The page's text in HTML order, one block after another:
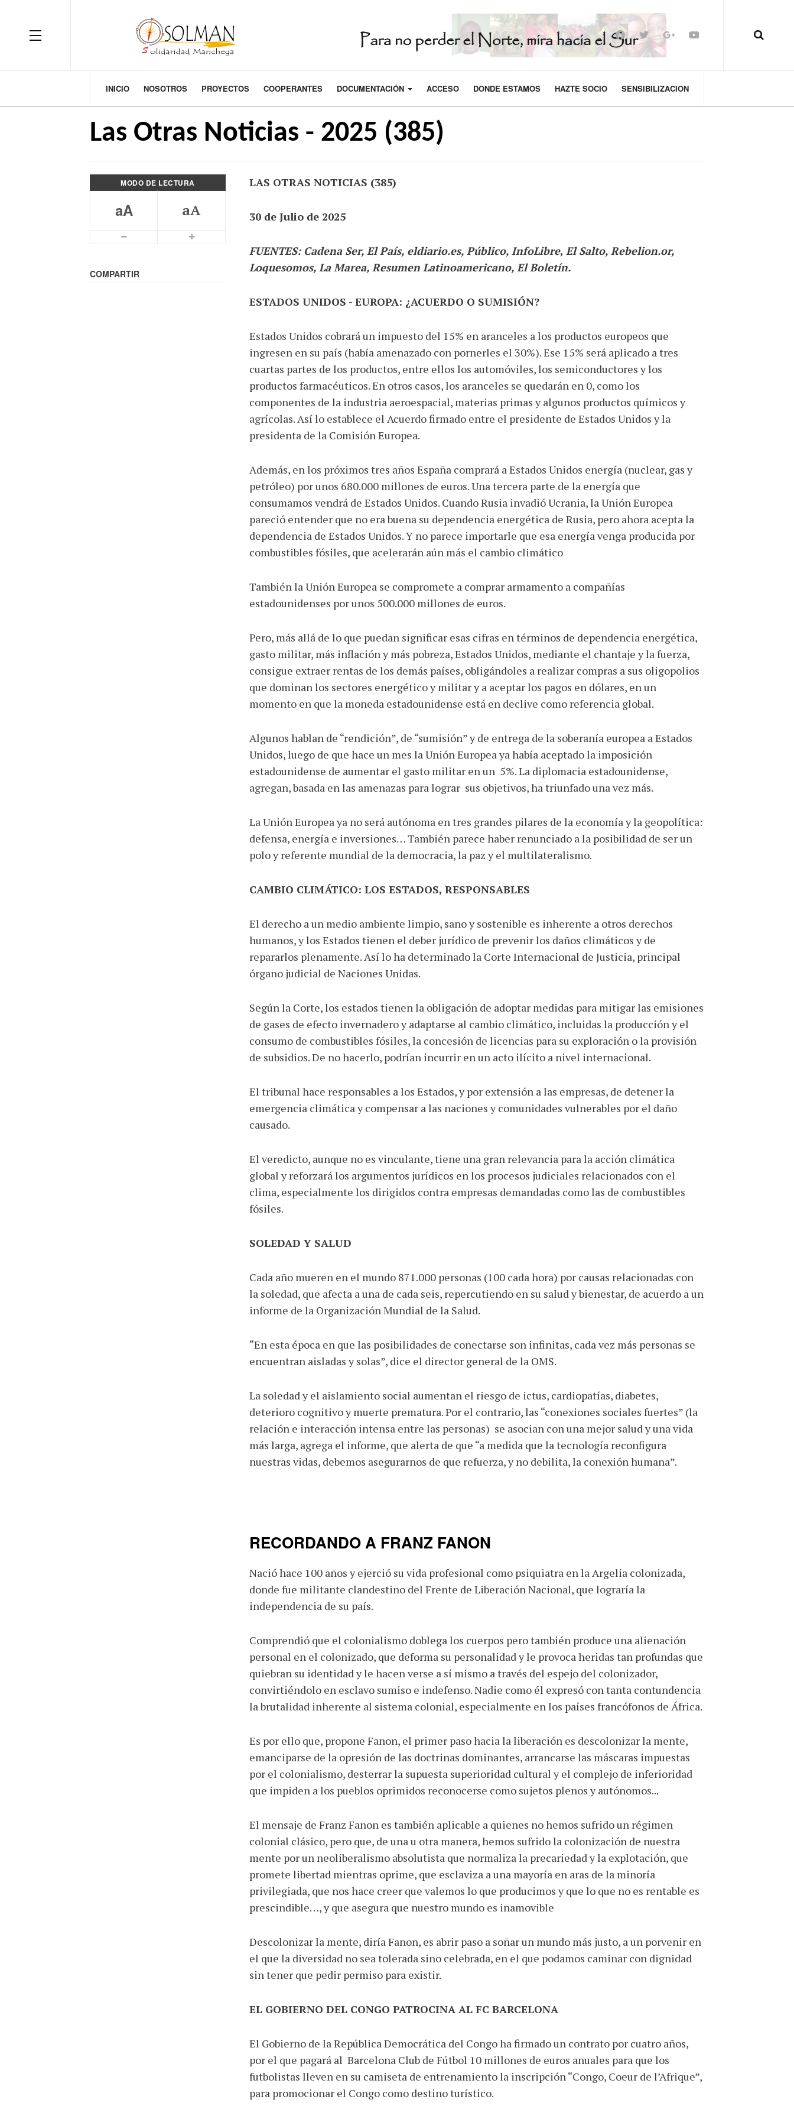
OFF CANVAS
INICIO NOSOTROS PROYECTOS COOPERANTES DOCUMENTACIÓN ACCESO DONDE ESTAMOS HAZTE SOCIO SENSIBILIZACION
Las Otras Noticias - 2025 (385)
MODO DE LECTURA
aA aA
COMPARTIR
LAS OTRAS NOTICIAS (385)
30 de Julio de 2025
FUENTES: Cadena Ser, El País, eldiario.es, Público, InfoLibre, El Salto, Rebelion.or,
Loquesomos, La Marea, Resumen Latinoamericano, El Boletín.
ESTADOS UNIDOS - EUROPA: ¿ACUERDO O SUMISIÓN?
Estados Unidos cobrará un impuesto del 15% en aranceles a los productos europeos que
ingresen en su país (había amenazado con pornerles el 30%). Ese 15% será aplicado a tres
cuartas partes de los productos, entre ellos los automóviles, los semiconductores y los
productos farmacéuticos. En otros casos, los aranceles se quedarán en 0, como los
componentes de la industria aeroespacial, materias primas y algunos productos químicos y
agrícolas. Así lo establece el Acuerdo firmado entre el presidente de Estados Unidos y la
presidenta de la Comisión Europea.
Además, en los próximos tres años España comprará a Estados Unidos energía (nuclear, gas y
petróleo) por unos 680.000 millones de euros. Una tercera parte de la energía que
consumamos vendrá de Estados Unidos. Cuando Rusia invadió Ucrania, la Unión Europea
pareció entender que no era buena su dependencia energética de Rusia, pero ahora acepta la
dependencia de Estados Unidos. Y no parece importarle que esa energía venga producida por
combustibles fósiles, que acelerarán aún más el cambio climático
También la Unión Europea se compromete a comprar armamento a compañías
estadounidenses por unos 500.000 millones de euros.
Pero, más allá de lo que puedan significar esas cifras en términos de dependencia energética,
gasto militar, más inflación y más pobreza, Estados Unidos, mediante el chantaje y la fuerza,
consigue extraer rentas de los demás países, obligándoles a realizar compras a sus oligopolios
que dominan los sectores energético y militar y a aceptar los pagos en dólares, en un
momento en que la moneda estadounidense está en declive como referencia global.
Algunos hablan de “rendición”, de “sumisión” y de entrega de la soberanía europea a Estados
Unidos, luego de que hace un mes la Unión Europea ya había aceptado la imposición
estadounidense de aumentar el gasto militar en un 5%. La diplomacia estadounidense,
agregan, basada en las amenazas para lograr sus objetivos, ha triunfado una vez más.
La Unión Europea ya no será autónoma en tres grandes pilares de la economía y la geopolítica:
defensa, energía e inversiones… También parece haber renunciado a la posibilidad de ser un
polo y referente mundial de la democracia, la paz y el multilateralismo.
CAMBIO CLIMÁTICO: LOS ESTADOS, RESPONSABLES
El derecho a un medio ambiente limpio, sano y sostenible es inherente a otros derechos
humanos, y los Estados tienen el deber jurídico de prevenir los daños climáticos y de
repararlos plenamente. Así lo ha determinado la Corte Internacional de Justicia, principal
órgano judicial de Naciones Unidas.
Según la Corte, los estados tienen la obligación de adoptar medidas para mitigar las emisiones
de gases de efecto invernadero y adaptarse al cambio climático, incluidas la producción y el
consumo de combustibles fósiles, la concesión de licencias para su exploración o la provisión
de subsidios. De no hacerlo, podrían incurrir en un acto ilícito a nivel internacional.
El tribunal hace responsables a los Estados, y por extensión a las empresas, de detener la
emergencia climática y compensar a las naciones y comunidades vulnerables por el daño
causado.
El veredicto, aunque no es vinculante, tiene una gran relevancia para la acción climática
global y reforzará los argumentos jurídicos en los procesos judiciales relacionados con el
clima, especialmente los dirigidos contra empresas demandadas como las de combustibles
fósiles.
SOLEDAD Y SALUD
Cada año mueren en el mundo 871.000 personas (100 cada hora) por causas relacionadas con
la soledad, que afecta a una de cada seis, repercutiendo en su salud y bienestar, de acuerdo a un
informe de la Organización Mundial de la Salud.
“En esta época en que las posibilidades de conectarse son infinitas, cada vez más personas se
encuentran aisladas y solas”, dice el director general de la OMS.
La soledad y el aislamiento social aumentan el riesgo de ictus, cardiopatías, diabetes,
deterioro cognitivo y muerte prematura. Por el contrario, las “conexiones sociales fuertes” (la
relación e interacción intensa entre las personas) se asocian con una mejor salud y una vida
más larga, agrega el informe, que alerta de que “a medida que la tecnología reconfigura
nuestras vidas, debemos asegurarnos de que refuerza, y no debilita, la conexión humana”.
RECORDANDO A FRANZ FANON
Nació hace 100 años y ejerció su vida profesional como psiquiatra en la Argelia colonizada,
donde fue militante clandestino del Frente de Liberación Nacional, que lograría la
independencia de su país.
Comprendió que el colonialismo doblega los cuerpos pero también produce una alienación
personal en el colonizado, que deforma su personalidad y le provoca heridas tan profundas que
quiebran su identidad y le hacen verse a sí mismo a través del espejo del colonizador,
convirtiéndolo en esclavo sumiso e indefenso. Nadie como él expresó con tanta contundencia
la brutalidad inherente al sistema colonial, especialmente en los países francófonos de África.
Es por ello que, propone Fanon, el primer paso hacia la liberación es descolonizar la mente,
emanciparse de la opresión de las doctrinas dominantes, arrancarse las máscaras impuestas
por el colonialismo, desterrar la supuesta superioridad cultural y el complejo de inferioridad
que impiden a los pueblos oprimidos reconocerse como sujetos plenos y autónomos...
El mensaje de Franz Fanon es también aplicable a quienes no hemos sufrido un régimen
colonial clásico, pero que, de una u otra manera, hemos sufrido la colonización de nuestra
mente por un neoliberalismo absolutista que normaliza la precariedad y la explotación, que
promete libertad mientras oprime, que esclaviza a una mayoría en aras de la minoría
privilegiada, que nos hace creer que valemos lo que producimos y que lo que no es rentable es
prescindible…, y que asegura que nuestro mundo es inamovible
Descolonizar la mente, diría Fanon, es abrir paso a soñar un mundo más justo, a un porvenir en
el que la diversidad no sea tolerada sino celebrada, en el que podamos caminar con dignidad
sin tener que pedir permiso para existir.
EL GOBIERNO DEL CONGO PATROCINA AL FC BARCELONA
El Gobierno de la República Democrática del Congo ha firmado un contrato por cuatro años,
por el que pagará al Barcelona Club de Fútbol 10 millones de euros anuales para que los
futbolistas lleven en su camiseta de entrenamiento la inscripción “Congo, Coeur de l’Afrique”,
para promocionar el Congo como destino turístico.